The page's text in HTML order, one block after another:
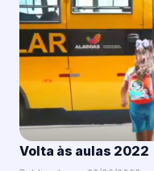
Volta às aulas 2022